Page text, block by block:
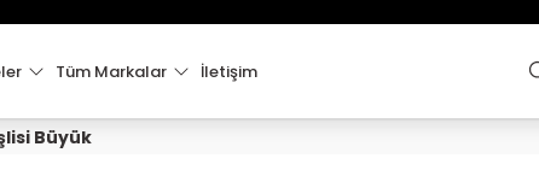
ÜCRETSİZ !
Tüm Markalar İletişim
Büyük